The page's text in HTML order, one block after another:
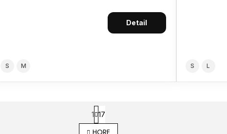
Detail
S M S L
O
S
t
r
1 17
HORE